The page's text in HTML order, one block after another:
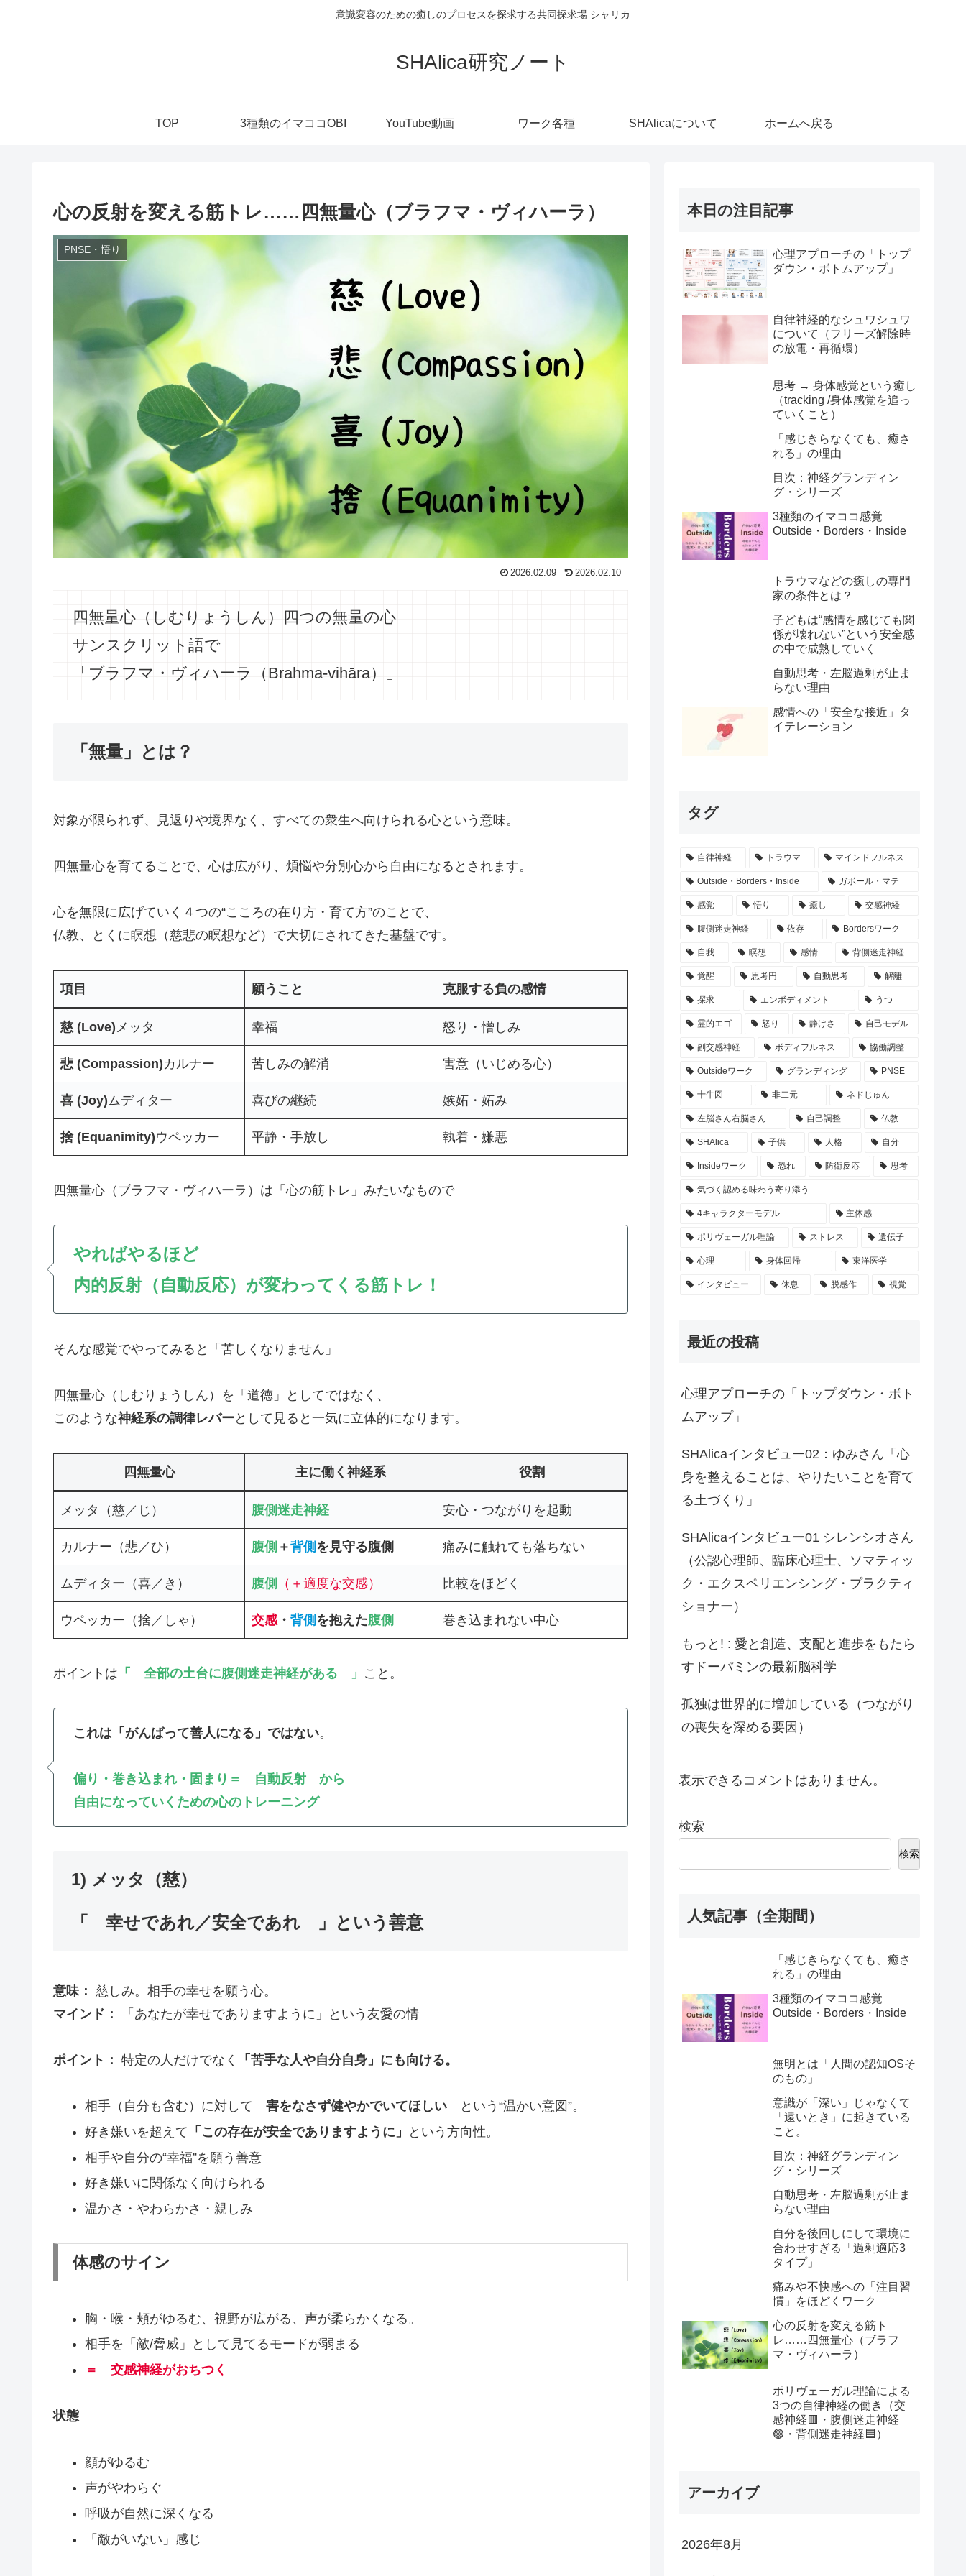
意識変容のための癒しのプロセスを探求する共同探求場 シャリカ
SHAlica研究ノート
TOP 3種類のイマココOBI YouTube動画 ワーク各種 SHAlicaについて ホームへ戻る
心の反射を変える筋トレ……四無量心（ブラフマ・ヴィハーラ）
PNSE・悟り
2026.02.09 2026.02.10
四無量心（しむりょうしん）四つの無量の心
サンスクリット語で
「ブラフマ・ヴィハーラ（Brahma-vihāra）」
「無量」とは？
対象が限られず、見返りや境界なく、すべての衆生へ向けられる心という意味。
四無量心を育てることで、心は広がり、煩悩や分別心から自由になるとされます。
心を無限に広げていく４つの“こころの在り方・育て方”のことで、
仏教、とくに瞑想（慈悲の瞑想など）で大切にされてきた基盤です。
項目 願うこと 克服する負の感情
慈 (Love) メッタ 幸福 怒り・憎しみ
悲 (Compassion)カルナー 苦しみの解消 害意（いじめる心）
喜 (Joy) ムディター 喜びの継続 嫉妬・妬み
捨 (Equanimity)ウペッカー 平静・手放し 執着・嫌悪
四無量心（ブラフマ・ヴィハーラ）は「心の筋トレ」みたいなもので
やればやるほど
内的反射（自動反応）が変わってくる筋トレ！
そんな感覚でやってみると「苦しくなりません」
四無量心（しむりょうしん）を「道徳」としてではなく、
このような神経系の調律レバーとして見ると一気に立体的になります。
四無量心 主に働く神経系 役割
メッタ（慈／じ） 腹側迷走神経 安心・つながりを起動
カルナー（悲／ひ） 腹側 ＋背側 を見守る腹側 痛みに触れても落ちない
ムディター（喜／き） 腹側 （ ＋適度な交感） 比較をほどく
ウペッカー（捨／しゃ） 交感 ・ 背側 を抱えた腹側 巻き込まれない中心
ポイントは 「 全部の土台に腹側迷走神経がある 」 こと。
これは「がんばって善人になる」ではない。
偏り・巻き込まれ・固まり＝ 自動反射 から
自由になっていくための心のトレーニング
1) メッタ（慈）
「 幸せであれ／安全であれ 」という善意
意味： 慈しみ。相手の幸せを願う心。
マインド：
「あなたが幸せでありますように」という友愛の情
ポイント： 特定の人だけでなく 「苦手な人や自分自身」にも向ける。
相手（自分も含む）に対して 害をなさず健やかでいてほしいという“温かい意図”。
好き嫌いを超えて 「この存在が安全でありますように」
という方向性。
相手や自分の“幸福”を願う善意
好き嫌いに関係なく向けられる
温かさ・やわらかさ・親しみ
体感のサイン
胸・喉・頬がゆるむ、視野が広がる、声が柔らかくなる。
相手を「敵/脅威」として見てるモードが弱まる
＝ 交感神経がおちつく
状態
顔がゆるむ
声がやわらぐ
呼吸が自然に深くなる
「敵がいない」感じ
本日の注目記事
心理アプローチの「トップ
ダウン・ボトムアップ」
自律神経的なシュワシュワ
について（フリーズ解除時
の放電・再循環）
思考 → 身体感覚という癒し
（tracking /身体感覚を追っ
ていくこと）
「感じきらなくても、癒さ
れる」の理由
目次：神経グランディン
グ・シリーズ
3種類のイマココ感覚
Outside・Borders・Inside
トラウマなどの癒しの専門
家の条件とは？
子どもは“感情を感じても関
係が壊れない”という安全感
の中で成熟していく
自動思考・左脳過剰が止ま
らない理由
感情への「安全な接近」タ
イテレーション
タグ
自律神経 トラウマ マインドフルネス
Outside・Borders・Inside ガボール・マテ
感覚 悟り 癒し 交感神経
腹側迷走神経 依存 Bordersワーク
自我 瞑想 感情 背側迷走神経
覚醒 思考円 自動思考 解離
探求 エンボディメント うつ
霊的エゴ 怒り 静けさ 自己モデル
副交感神経 ボディフルネス 協働調整
Outsideワーク グランディング PNSE
十牛図 非二元 ネドじゅん
左脳さん右脳さん 自己調整 仏教
SHAlica 子供 人格 自分
Insideワーク 恐れ 防衛反応 思考
気づく認める味わう寄り添う
4キャラクターモデル 主体感
ポリヴェーガル理論 ストレス 遺伝子
心理 身体回帰 東洋医学
インタビュー 休息 脱感作 視覚
最近の投稿
心理アプローチの「トップダウン・ボト
ムアップ」
SHAlicaインタビュー02：ゆみさん「心
身を整えることは、やりたいことを育て
る土づくり」
SHAlicaインタビュー01 シレンシオさん
（公認心理師、臨床心理士、ソマティッ
ク・エクスペリエンシング・プラクティ
ショナー）
もっと! : 愛と創造、支配と進歩をもたら
すドーパミンの最新脳科学
孤独は世界的に増加している（つながり
の喪失を深める要因）
表示できるコメントはありません。
検索
検索
人気記事（全期間）
「感じきらなくても、癒さ
れる」の理由
3種類のイマココ感覚
Outside・Borders・Inside
無明とは「人間の認知OSそ
のもの」
意識が「深い」じゃなくて
「遠いとき」に起きている
こと。
目次：神経グランディン
グ・シリーズ
自動思考・左脳過剰が止ま
らない理由
自分を後回しにして環境に
合わせすぎる「過剰適応3
タイプ」
痛みや不快感への「注目習
慣」をほどくワーク
心の反射を変える筋ト
レ……四無量心（ブラフ
マ・ヴィハーラ）
ポリヴェーガル理論による
3つの自律神経の働き（交
感神経🟥・腹側迷走神経
🟢・背側迷走神経🟦）
アーカイブ
2026年8月